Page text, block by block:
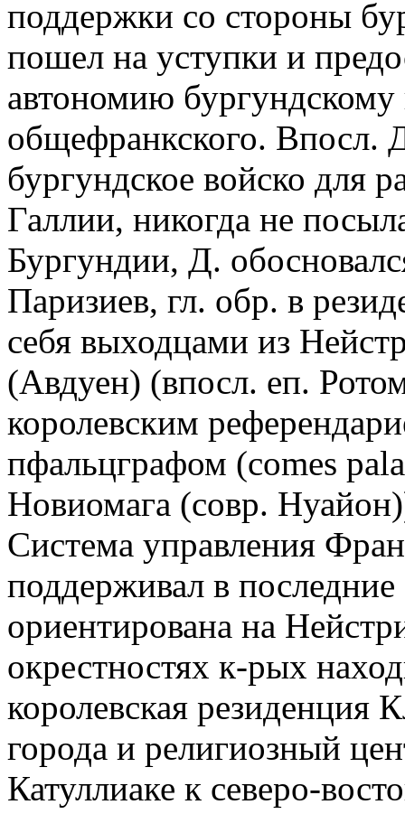
поддержки со стороны
пошел на уступки и
автономию бургундскому
общефранкского. Впосл.
бургундское войско для
Галлии, никогда не
Бургундии, Д.
Паризиев, гл. обр. в
себя выходцами из
(Авдуен) (впосл. еп.
королевским
пфальцграфом (comes
Новиомага (совр.
Система управления
поддерживал в
ориентирована на
окрестностях к-рых
королевская резиденция
города и религиозный
Катуллиаке к северо-